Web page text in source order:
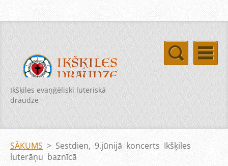
Ikšķiles evaņģēliski luteriskā
draudze
SĀKUMS > Sestdien, 9.jūnijā koncerts Ikšķiles
luterāņu baznīcā